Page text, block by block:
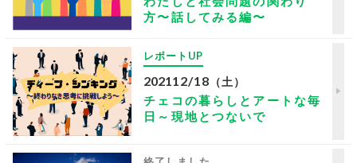
方〜話してみる編〜
レポートUP
202112/18 （土）
チェコの暮らしとアートな毎
日～現地とつないで